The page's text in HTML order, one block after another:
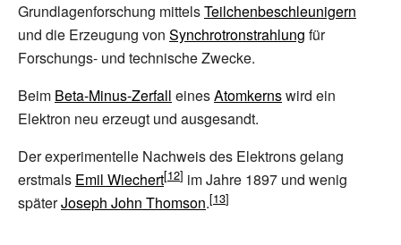
Grundlagenforschung mittelsTeilchenbeschleunigern
und die Erzeugung von Synchrotronstrahlung für
Forschungs- und technische Zwecke.
Beim Beta-Minus-Zerfall einesAtomkernswird ein
Elektron neu erzeugt und ausgesandt.
Der experimentelle Nachweis des Elektrons gelang
erstmals Emil Wiechert
im Jahre 1897 und wenig
späterJoseph John Thomson.